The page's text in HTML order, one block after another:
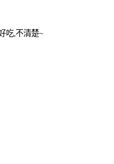
吃 不清楚~